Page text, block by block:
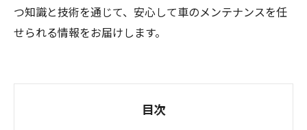
つ知識と技術を通じて、安心して車のメンテナンスを任
せられる情報をお届けします。
目次